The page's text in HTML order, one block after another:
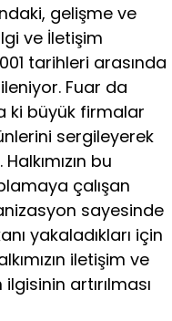
gelişme ve
ve İletişim
tarihleri arasında
Fuar da
ki büyük firmalar
sergileyerek
bu
çalışan
sayesinde
yakaladıkları için
iletişim ve
artırılması